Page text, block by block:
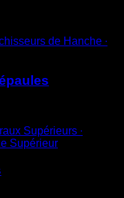
de Hanche ∙
Supérieurs ∙
Supérieur